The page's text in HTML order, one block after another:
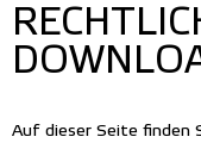
Auf dieser Seite finden